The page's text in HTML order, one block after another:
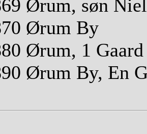
Ørum, søn
Ørum By
Ørum, 1 Gaard
Ørum By, En